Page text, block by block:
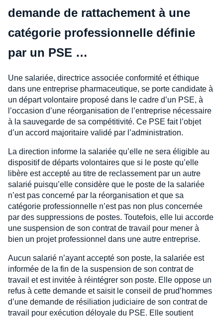
demande de rattachement à une
catégorie professionnelle définie
par un PSE …
Une salariée, directrice associée conformité et éthique
dans une entreprise pharmaceutique, se porte candidate à
un départ volontaire proposé dans le cadre d’un PSE, à
l’occasion d’une réorganisation de l’entreprise nécessaire
à la sauvegarde de sa compétitivité. Ce PSE fait l’objet
d’un accord majoritaire validé par l’administration.
La direction informe la salariée qu’elle ne sera éligible au
dispositif de départs volontaires que si le poste qu’elle
libère est accepté au titre de reclassement par un autre
salarié puisqu’elle considère que le poste de la salariée
n’est pas concerné par la réorganisation et que sa
catégorie professionnelle n’est pas non plus concernée
par des suppressions de postes. Toutefois, elle lui accorde
une suspension de son contrat de travail pour mener à
bien un projet professionnel dans une autre entreprise.
Aucun salarié n’ayant accepté son poste, la salariée est
informée de la fin de la suspension de son contrat de
travail et est invitée à réintégrer son poste. Elle oppose un
refus à cette demande et saisit le conseil de prud’hommes
d’une demande de résiliation judiciaire de son contrat de
travail pour exécution déloyale du PSE. Elle soutient